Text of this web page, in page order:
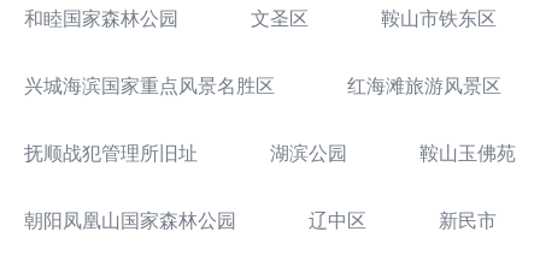
和睦国家森林公园 文圣区 鞍山市铁东区
兴城海滨国家重点风景名胜区 红海滩旅游风景区
抚顺战犯管理所旧址 湖滨公园 鞍山玉佛苑
朝阳凤凰山国家森林公园 辽中区 新民市